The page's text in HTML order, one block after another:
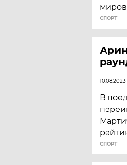
СПОРТ
10.08.2023
В
СПОРТ